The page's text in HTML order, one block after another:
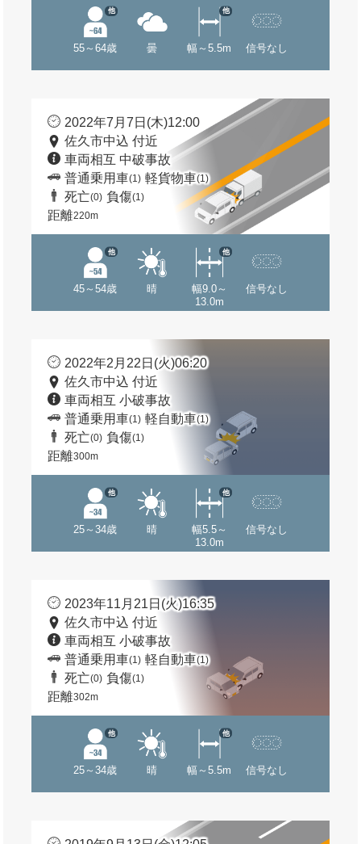
55～64歳
他
曇 幅～5.5m
他
信号なし
2022年7月7日(木)12:00
佐久市中込 付近
車両相互 中破事故
普通乗用車(1) 軽貨物車(1)
死亡(0) 負傷(1)
距離220m
45～54歳
他
晴
幅9.0～
13.0m
他
信号なし
2022年2月22日(火)06:20
佐久市中込 付近
車両相互 小破事故
普通乗用車(1) 軽自動車(1)
死亡(0) 負傷(1)
距離300m
25～34歳
他
晴
幅5.5～
13.0m
他
信号なし
2023年11月21日(火)16:35
佐久市中込 付近
車両相互 小破事故
普通乗用車(1) 軽自動車(1)
死亡(0) 負傷(1)
距離302m
25～34歳
他
晴 幅～5.5m
他
信号なし